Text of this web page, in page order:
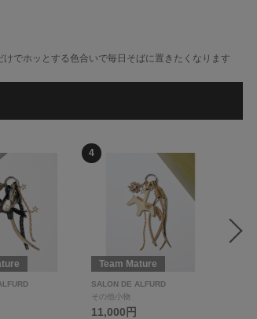
でホッとする色合いで毎日そばに置きたくなります
4
Team Mature
SALON DE ALFURD
その他小物
11,000円